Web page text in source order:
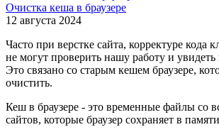
Очистка кеша в браузере
12 августа 2024
Часто при верстке сайта, корректуре кода
не могут проверить нашу работу и увидеть
Это связано со старым кешем браузере,
очистить.
Кеш в браузере - это временные файлы со
сайтов, которые браузер сохраняет в